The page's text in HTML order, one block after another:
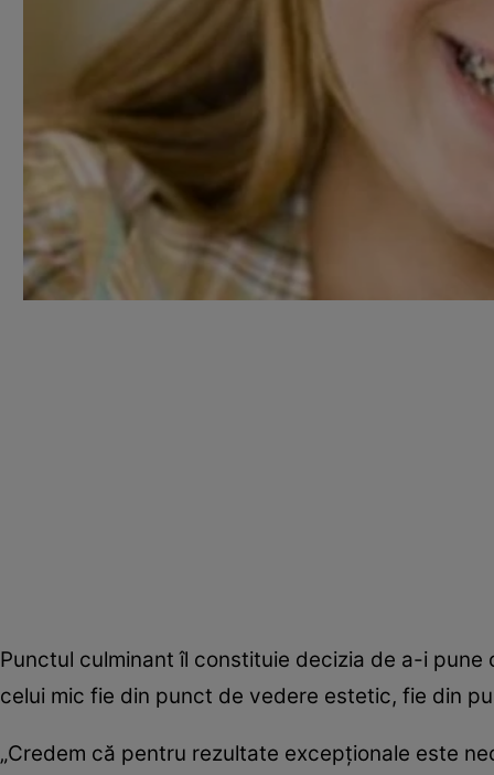
Punctul culminant îl constituie decizia de a-i
celui mic fie din punct de vedere estetic, fie din
„Credem că pentru rezultate excepţionale este